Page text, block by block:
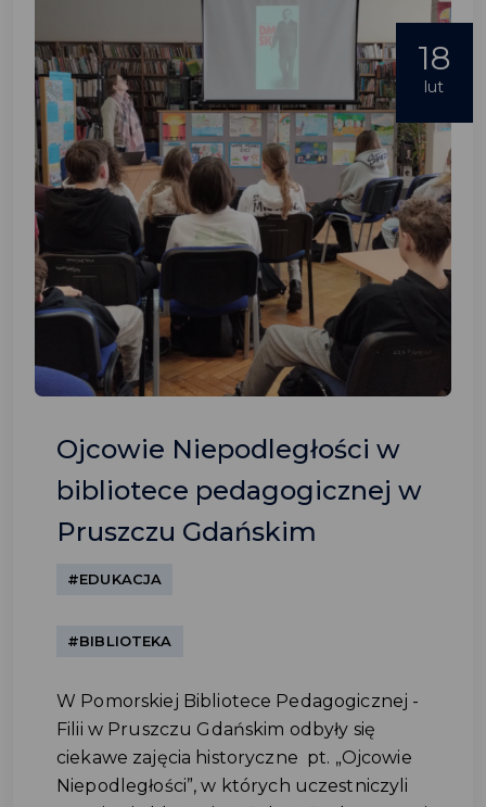
18
lut
Ojcowie Niepodległości w
bibliotece pedagogicznej w
Pruszczu Gdańskim
#EDUKACJA
#BIBLIOTEKA
W Pomorskiej Bibliotece Pedagogicznej -
Filii w Pruszczu Gdańskim odbyły się
ciekawe zajęcia historyczne pt. „Ojcowie
Niepodległości”, w których uczestniczyli